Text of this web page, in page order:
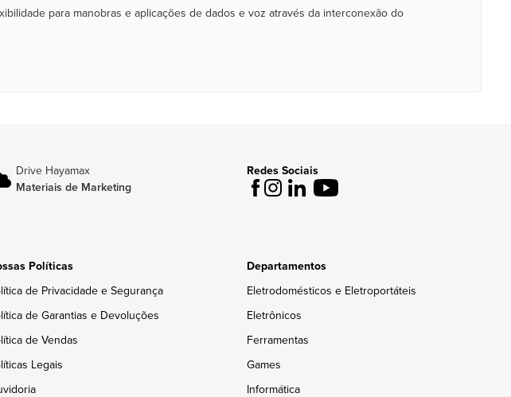
para manobras e aplicações de dados e voz através da interconexão do
Drive Hayamax
Materiais de Marketing
Redes Sociais
Políticas
de Privacidade e Segurança
de Garantias e Devoluções
de Vendas
Legais
Departamentos
Eletrodomésticos e Eletroportáteis
Eletrônicos
Ferramentas
Games
Informática